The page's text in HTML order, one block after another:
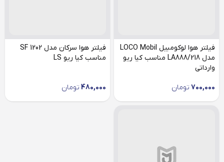
فیلتر هوا لوکومبیل LOCO Mobil
مدل LA888/218 مناسب کیا ریو
وارداتی
700,000 تومان
فیلتر هوا سرکان مدل SF 1202
مناسب کیا ریو LS
480,000 تومان